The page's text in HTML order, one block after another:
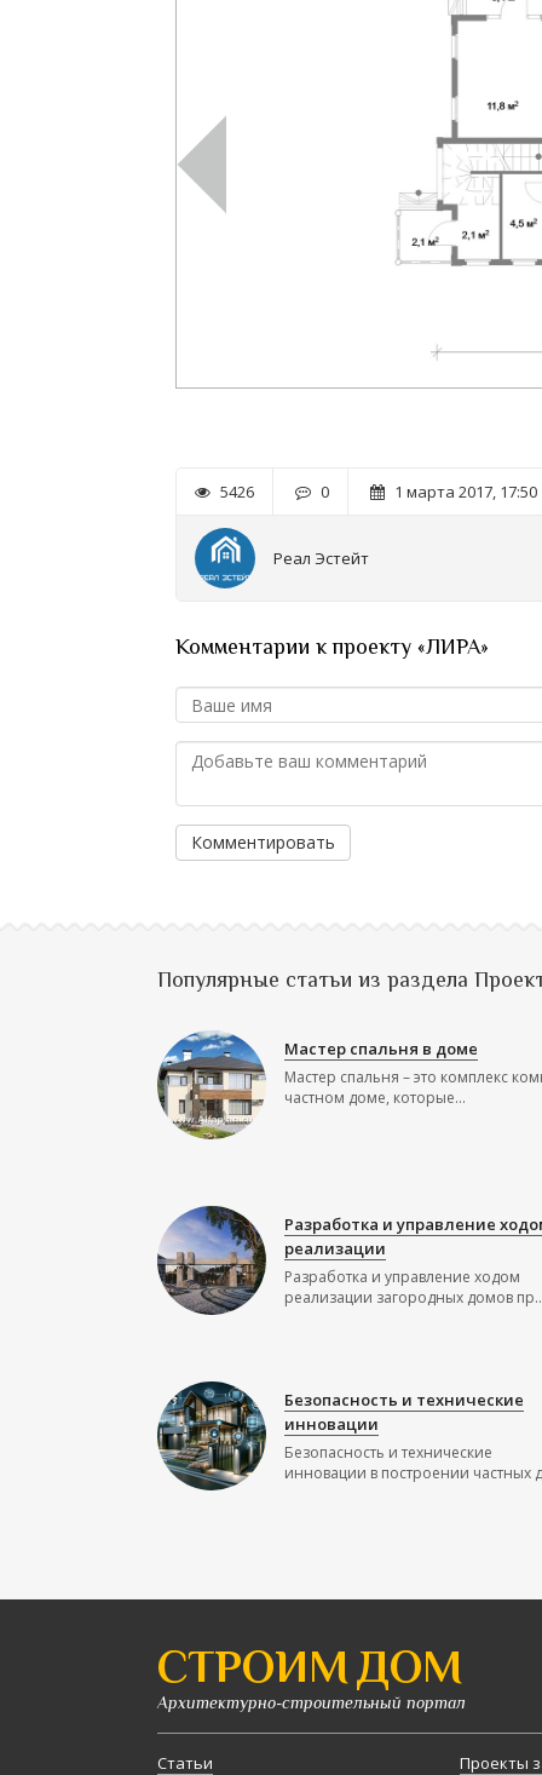
5426 0 1 марта 2017, 17:50
Реал Эстейт
Комментарии к проекту «ЛИРА»
Комментировать
Популярные статьи из раздела
Мастер спальня в доме
Мастер спальня – это комплекс
частном доме, которые...
Разработка и управление
реализации
Разработка и управление ходом
реализации загородных домов
Безопасность и технические
инновации
Безопасность и технические
инновации в построении частных
СТРОИМ ДОМ
Архитектурно-строительный портал
Статьи
Проекты